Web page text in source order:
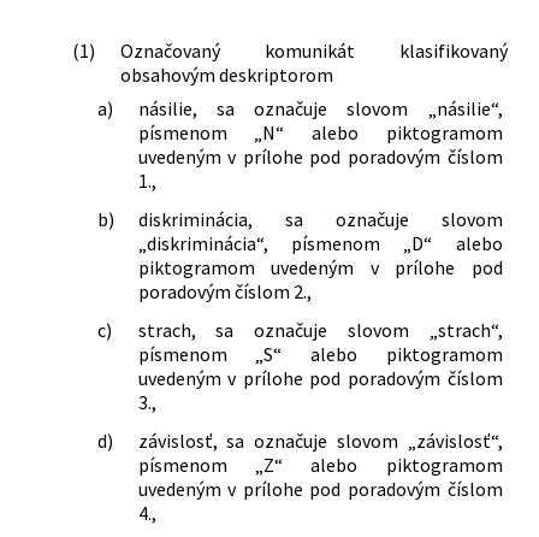
(1)
Označovaný komunikát klasifikovaný
obsahovým deskriptorom
a)
násilie, sa označuje slovom „násilie“,
písmenom „N“ alebo piktogramom
uvedeným v prílohe pod poradovým číslom
1.,
b)
diskriminácia, sa označuje slovom
„diskriminácia“, písmenom „D“ alebo
piktogramom uvedeným v prílohe pod
poradovým číslom 2.,
c)
strach, sa označuje slovom „strach“,
písmenom „S“ alebo piktogramom
uvedeným v prílohe pod poradovým číslom
3.,
d)
závislosť, sa označuje slovom „závislosť“,
písmenom „Z“ alebo piktogramom
uvedeným v prílohe pod poradovým číslom
4.,